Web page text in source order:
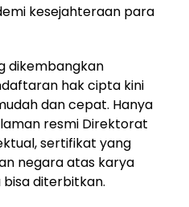
kesejahteraan para
dikembangkan
hak cipta kini
dan cepat. Hanya
resmi Direktorat
sertifikat yang
negara atas karya
diterbitkan.